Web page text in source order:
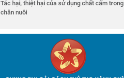
Tác hại, thiệt hại của sử dụng chất cấm trong
chăn nuôi